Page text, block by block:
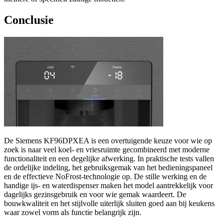
Conclusie
De Siemens KF96DPXEA is een overtuigende keuze voor wie op
zoek is naar veel koel- en vriesruimte gecombineerd met moderne
functionaliteit en een degelijke afwerking. In praktische tests vallen
de ordelijke indeling, het gebruiksgemak van het bedieningspaneel
en de effectieve NoFrost-technologie op. De stille werking en de
handige ijs- en waterdispenser maken het model aantrekkelijk voor
dagelijks gezinsgebruik en voor wie gemak waardeert. De
bouwkwaliteit en het stijlvolle uiterlijk sluiten goed aan bij keukens
waar zowel vorm als functie belangrijk zijn.